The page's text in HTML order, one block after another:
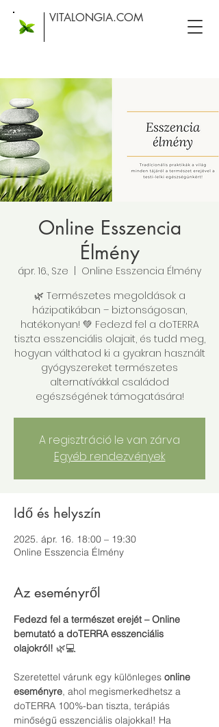
VITALONGIA.COM
Online Esszencia
Élmény
ápr. 16., Sze
Online Esszencia Élmény
🌿 Természetes megoldások a
házipatikában – biztonságosan,
hatékonyan! 💚 Fedezd fel a doTERRA
tiszta esszenciális olajait, és tudd meg,
hogyan válthatod ki a gyakran használt
gyógyszereket természetes
alternatívákkal családod
egészségének támogatására!
A regisztráció le van zárva
Egyéb rendezvények
Idő és helyszín
2025. ápr. 16. 18:00 – 19:30
Online Esszencia Élmény
Az eseményről
Fedezd fel a természet erejét – Online
bemutató a doTERRA esszenciális
olajokról! 🌿💻
Szeretettel várunk egy különleges online
eseményre, ahol megismerkedhetsz a
doTERRA 100%-ban tiszta, terápiás
minőségű esszenciális olajokkal! Ha